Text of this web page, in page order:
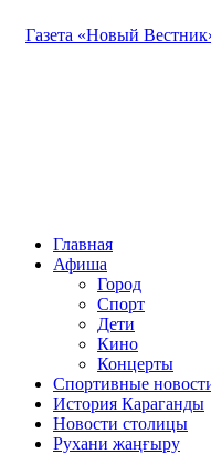
Газета «Новый
Главная
Афиша
Город
Спорт
Дети
Кино
Концерты
Спортивные
История Караганды
Новости столицы
Рухани жаңғыру